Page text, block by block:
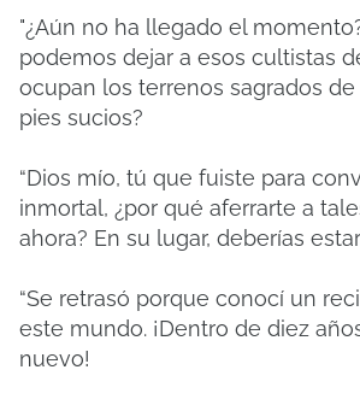
"¿Aún no ha llegado el
podemos dejar a esos cultistas
ocupan los terrenos sagrados
pies sucios?
“Dios mío, tú que fuiste para
inmortal, ¿por qué aferrarte a
ahora? En su lugar, deberías
“Se retrasó porque conocí un
este mundo. ¡Dentro de diez
nuevo!